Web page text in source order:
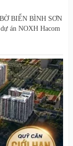
BIỂN BÌNH SƠN
án NOXH Hacom